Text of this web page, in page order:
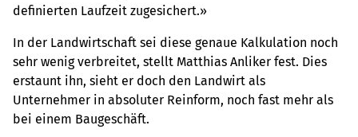
definierten Laufzeit zugesichert.»
In der Landwirtschaft sei diese genaue Kalkulation noch
sehr wenig verbreitet, stellt Matthias Anliker fest. Dies
erstaunt ihn, sieht er doch den Landwirt als
Unternehmer in absoluter Reinform, noch fast mehr als
bei einem Baugeschäft.